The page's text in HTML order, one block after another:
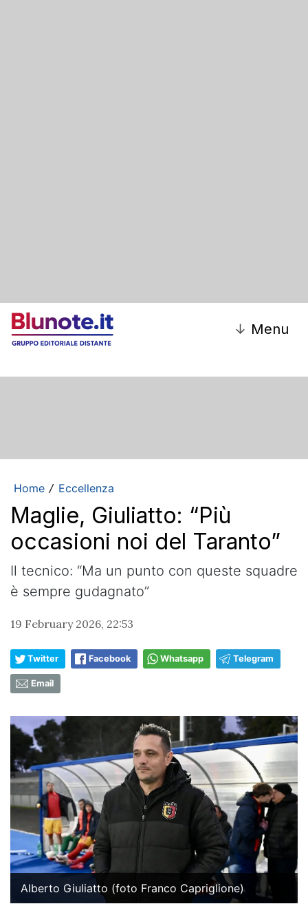
↓ Menu
Home / Eccellenza
Maglie, Giuliatto: “Più
occasioni noi del Taranto”
Il tecnico: “Ma un punto con queste squadre
è sempre gudagnato”
19 February 2026, 22:53
Twitter Facebook Whatsapp Telegram
Email
Alberto Giuliatto (foto Franco Capriglione)